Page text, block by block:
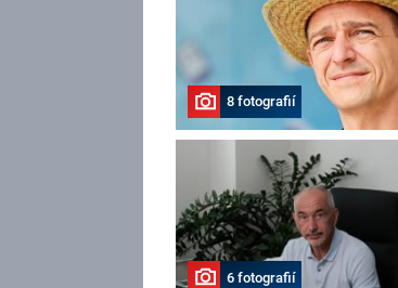
8 fotografií
6 fotografií